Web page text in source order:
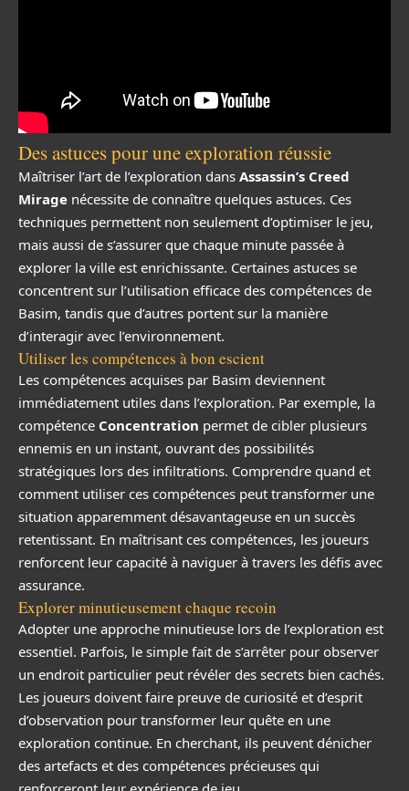
Des astuces pour une exploration réussie
Maîtriser l’art de l’exploration dans Assassin’s Creed
Mirage nécessite de connaître quelques astuces. Ces
techniques permettent non seulement d’optimiser le jeu,
mais aussi de s’assurer que chaque minute passée à
explorer la ville est enrichissante. Certaines astuces se
concentrent sur l’utilisation efficace des compétences de
Basim, tandis que d’autres portent sur la manière
d’interagir avec l’environnement.
Utiliser les compétences à bon escient
Les compétences acquises par Basim deviennent
immédiatement utiles dans l’exploration. Par exemple, la
compétence Concentration permet de cibler plusieurs
ennemis en un instant, ouvrant des possibilités
stratégiques lors des infiltrations. Comprendre quand et
comment utiliser ces compétences peut transformer une
situation apparemment désavantageuse en un succès
retentissant. En maîtrisant ces compétences, les joueurs
renforcent leur capacité à naviguer à travers les défis avec
assurance.
Explorer minutieusement chaque recoin
Adopter une approche minutieuse lors de l’exploration est
essentiel. Parfois, le simple fait de s’arrêter pour observer
un endroit particulier peut révéler des secrets bien cachés.
Les joueurs doivent faire preuve de curiosité et d’esprit
d’observation pour transformer leur quête en une
exploration continue. En cherchant, ils peuvent dénicher
des artefacts et des compétences précieuses qui